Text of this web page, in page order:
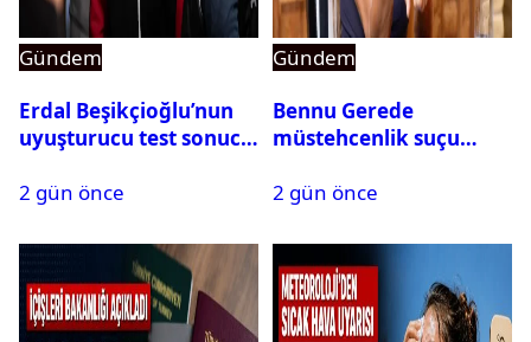
Gündem
Erdal Beşikçioğlu’nun
uyuşturucu test sonucu
2 gün önce
Gündem
Bennu Gerede
müstehcenlik suçu
alındı
2 gün önce